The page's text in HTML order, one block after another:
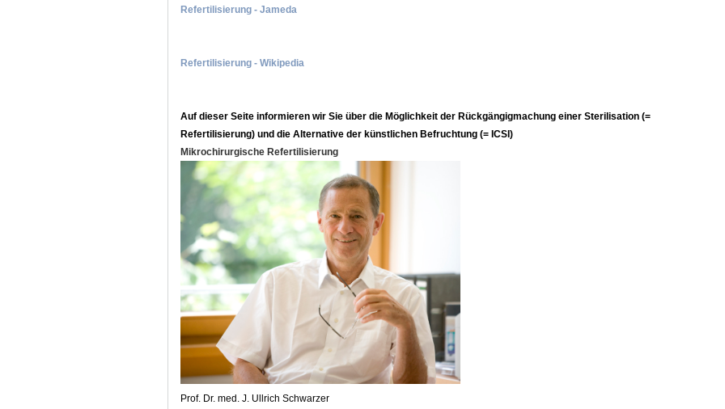
Refertilisierung - Jameda
Refertilisierung - Wikipedia
Auf dieser Seite informieren wir Sie über die Möglichkeit der Rückgängigmachung einer Sterilisation (=
Refertilisierung) und die Alternative der künstlichen Befruchtung (= ICSI)
Mikrochirurgische Refertilisierung
Prof. Dr. med. J. Ullrich Schwarzer